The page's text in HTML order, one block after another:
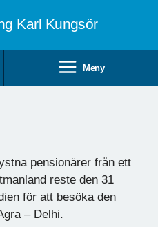
Karl Kungsör
Meny
pensionärer från ett
reste den 31
för att besöka den
– Delhi.